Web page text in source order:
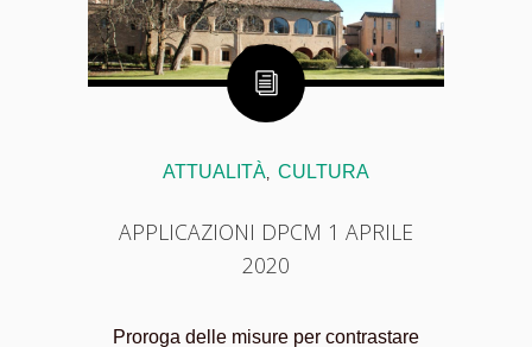
ATTUALITÀ CULTURA
APPLICAZIONI DPCM 1 APRILE
2020
Proroga delle misure per contrastare